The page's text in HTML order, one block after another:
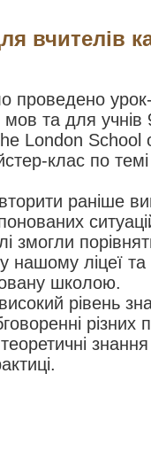
вчителів
проведено
та для учнів
London School
клас по
раніше
змогли
нашому ліцеї та
школою.
рівень
різних
теоретичні